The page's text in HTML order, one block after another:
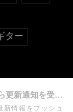
ター
SATSUMA3042 BLOGから更新通知を受け取る
情報をプッシュ